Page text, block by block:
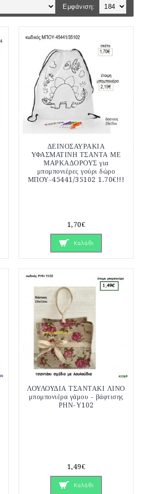
Εμφάνιση:
ΔΕΙΝΟΣΑΥΡΑΚΙΑ
ΥΦΑΣΜΑΤΙΝΗ ΤΣΑΝΤΑ ΜΕ
ΜΑΡΚΑΔΟΡΟΥΣ για
μπομπονιέρες γούρι δώρο
ΜΠΟΥ-45441/35102 1.70€!!!
1,70€
Καλάθι
ΛΟΥΛΟΥΔΙΑ ΤΣΑΝΤΑΚΙ ΛΙΝΟ
μπομπονιέρα γάμου - βάφτισης
ΡΗΝ-Υ102
1,49€
Καλάθι